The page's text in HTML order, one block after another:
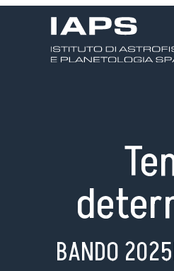
BANDO